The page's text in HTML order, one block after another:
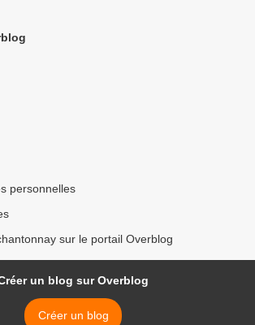
personnelles
sur le portail Overblog
un blog sur Overblog
Créer un blog